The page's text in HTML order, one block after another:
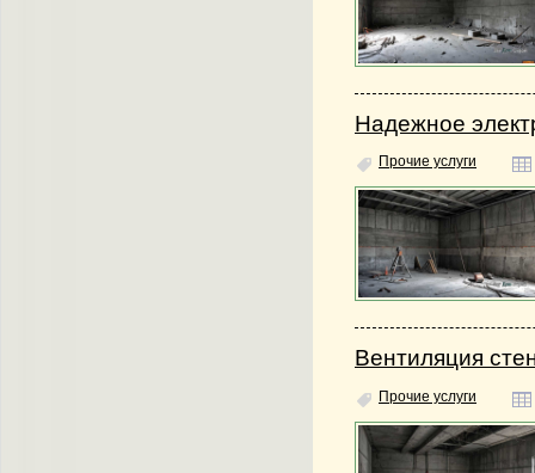
Надежное
Прочие услуги
Вентиляция
Прочие услуги